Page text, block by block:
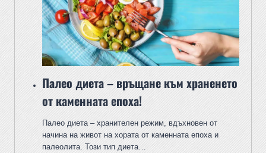
Палео диета – връщане към храненето
от каменната епоха!
Палео диета – хранителен режим, вдъхновен от
начина на живот на хората от каменната епоха и
палеолита. Този тип диета…